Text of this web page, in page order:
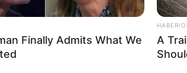
Finally Admits What We
A